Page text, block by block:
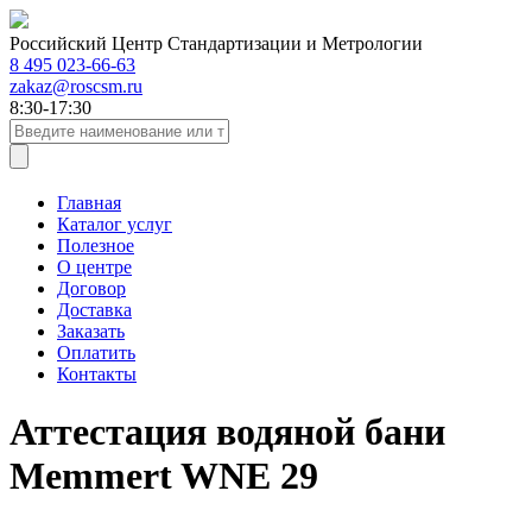
Российский Центр Стандартизации и Метрологии
8 495 023-66-63
zakaz@roscsm.ru
8:30-17:30
Главная
Каталог услуг
Полезное
О центре
Договор
Доставка
Заказать
Оплатить
Контакты
Аттестация водяной бани
Memmert WNE 29